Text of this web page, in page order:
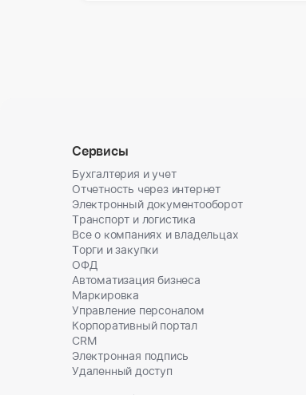
Сервисы
Бухгалтерия и учет
Отчетность через интернет
Электронный документооборот
Транспорт и логистика
Все о компаниях и владельцах
Торги и закупки
ОФД
Автоматизация бизнеса
Маркировка
Управление персоналом
Корпоративный портал
CRM
Электронная подпись
Удаленный доступ